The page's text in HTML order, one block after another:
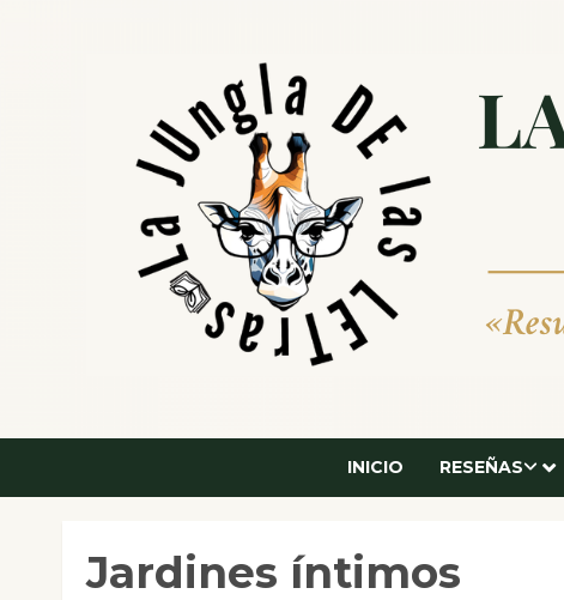
INICIO RESEÑAS
Jardines íntimos